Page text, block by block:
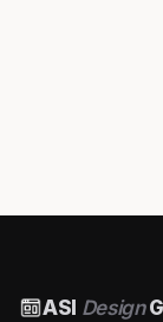
ASI Design